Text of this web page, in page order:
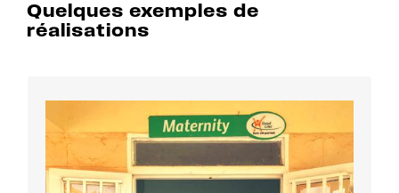
Quelques exemples de
réalisations